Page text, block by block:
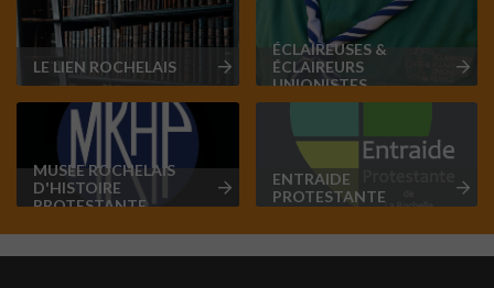
LE LIEN ROCHELAIS
ÉCLAIREUSES &
ÉCLAIREURS
UNIONISTES
MUSÉE ROCHELAIS
D'HISTOIRE
PROTESTANTE
ENTRAIDE
PROTESTANTE